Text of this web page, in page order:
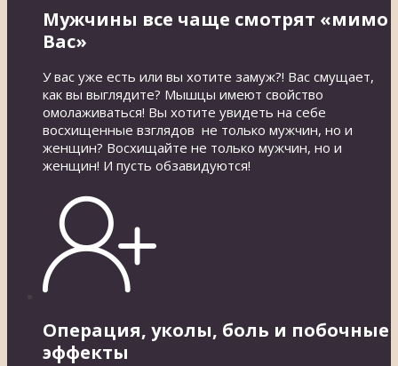
Мужчины все чаще смотрят «мимо
Вас»
У вас уже есть или вы хотите замуж?! Вас смущает,
как вы выглядите? Мышцы имеют свойство
омолаживаться! Вы хотите увидеть на себе
восхищенные взглядов не только мужчин, но и
женщин? Восхищайте не только мужчин, но и
женщин! И пусть обзавидуются!
Операция, уколы, боль и побочные
эффекты